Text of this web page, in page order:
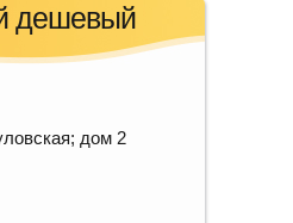
дешевый
дом 2